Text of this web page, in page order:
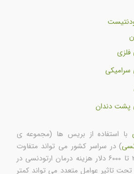
دندان
با استفاده از بریس ها (مجموعه ی
) در سراسر کشور می تواند متفاوت
باشد و تقریبا بین ۳۰۰۰ تا ۶۰۰۰ دلار هزینه درمان ارتودنسی در
تحت تاثیر عوامل متعدد می تواند کمتر